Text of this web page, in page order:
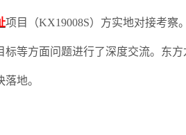
项目（KX19008S）方实地对接考察
标等方面问题进行了深度交流。东
地。